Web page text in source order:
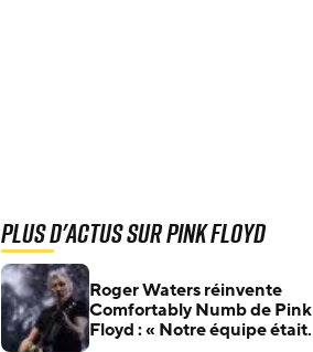
Plus d'actus sur Pink Floyd
Roger Waters réinvente
Comfortably Numb de Pink
Floyd : « Notre équipe était